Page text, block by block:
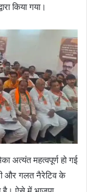
किया गया।
अत्यंत महत्वपूर्ण हो गई
और गलत नैरेटिव के